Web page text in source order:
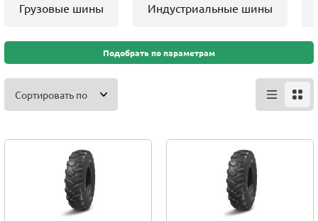
Грузовые шины Индустриальные шины
Подобрать по параметрам
Сортировать по